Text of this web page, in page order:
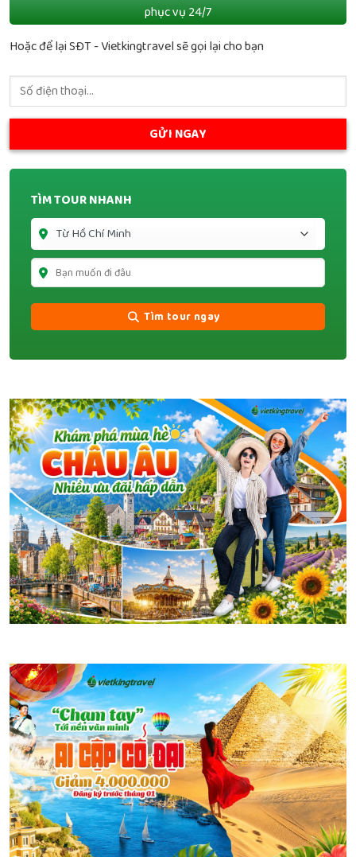
phục vụ 24/7
Hoặc để lại SĐT - Vietkingtravel sẽ gọi lại cho bạn
TÌM TOUR NHANH
Tìm tour ngay